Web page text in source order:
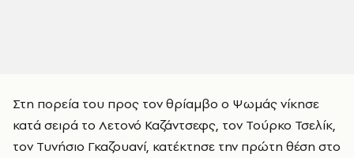
Στη πορεία του προς τον θρίαμβο ο Ψωμάς νίκησε
κατά σειρά το Λετονό Καζάντσεφς, τον Τούρκο Τσελίκ,
τον Τυνήσιο Γκαζουανί, κατέκτησε την πρώτη θέση στο